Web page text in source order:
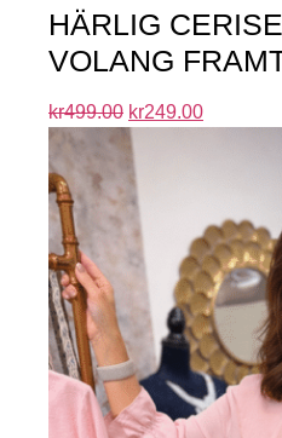
HÄRLIG
VOLANG
kr499.00 kr249.00